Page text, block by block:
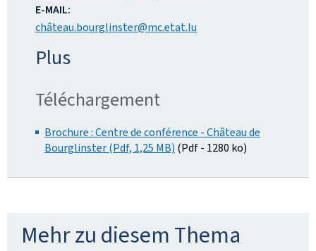
E-MAIL:
château.bourglinster@mc.etat.lu
Plus
Téléchargement
Brochure : Centre de conférence - Château de
Bourglinster (Pdf, 1,25 MB) (Pdf - 1280 ko)
Mehr zu diesem Thema